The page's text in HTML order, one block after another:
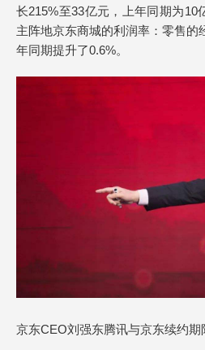
长215%至33亿元，上年同期为10
主阵地京东商城的利润率：零售的
年同期提升了0.6%。
京东CEO刘强东腾讯与京东续约期